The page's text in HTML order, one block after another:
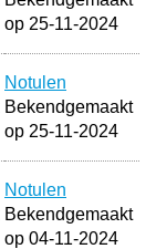
op 25-11-2024
Notulen
Bekendgemaakt
op 25-11-2024
Notulen
Bekendgemaakt
op 04-11-2024